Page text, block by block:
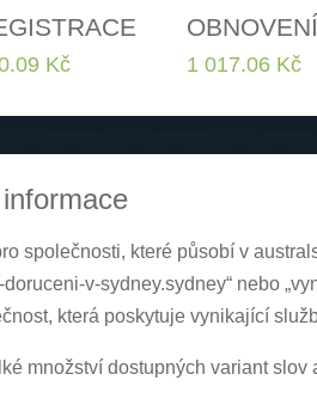
Kč
OBNOVENÍ
1 017.06 Kč
společnosti, které působí v
v-sydney.sydney“ nebo
která poskytuje vynikající
množství dostupných variant slov